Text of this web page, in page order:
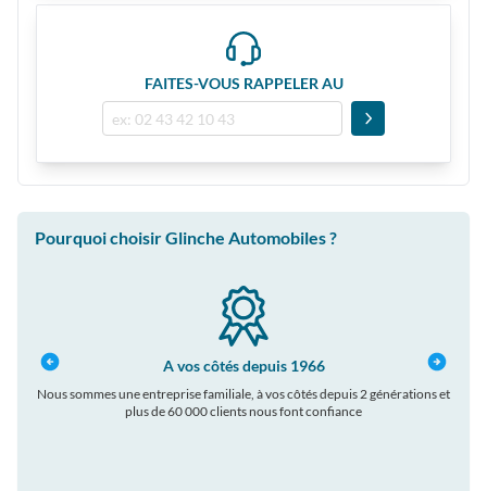
FAITES-VOUS RAPPELER AU
Pourquoi choisir Glinche Automobiles ?
A vos côtés depuis 1966
Nous sommes une entreprise familiale, à vos côtés depuis 2 générations et
plus de 60 000 clients nous font confiance